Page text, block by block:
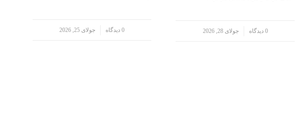
0 دیدگاه جولای 28, 2026 0 دیدگاه جولای 25, 2026